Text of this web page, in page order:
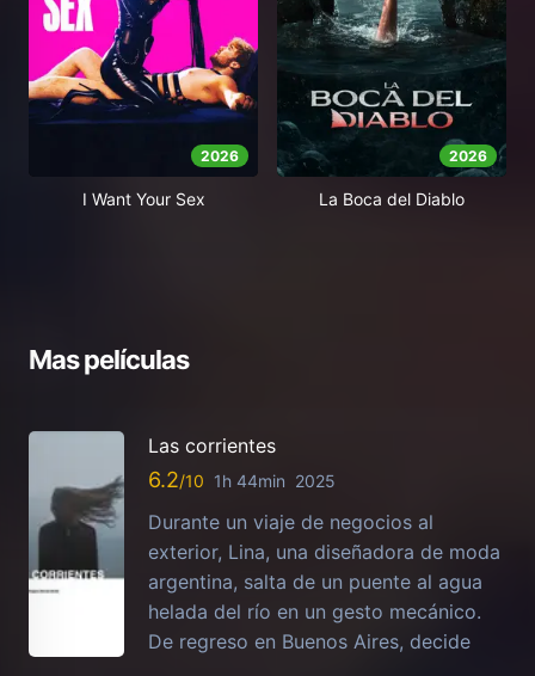
2026
I Want Your Sex
2026
La Boca del Diablo
Mas películas
Las corrientes
6.2 1h 44min 2025
Durante un viaje de negocios al
exterior, Lina, una diseñadora de moda
argentina, salta de un puente al agua
helada del río en un gesto mecánico.
De regreso en Buenos Aires, decide